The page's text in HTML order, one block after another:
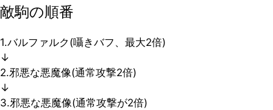
敵駒の順番
1.バルファルク(囁きバフ、最大2倍)
↓
2.邪悪な悪魔像(通常攻撃2倍)
↓
3.邪悪な悪魔像(通常攻撃が2倍)